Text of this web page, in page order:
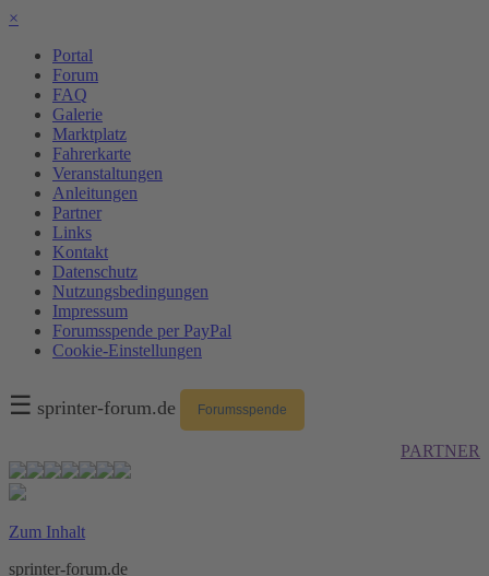
×
Portal
Forum
FAQ
Galerie
Marktplatz
Fahrerkarte
Veranstaltungen
Anleitungen
Partner
Links
Kontakt
Datenschutz
Nutzungsbedingungen
Impressum
Forumsspende per PayPal
Cookie-Einstellungen
☰ sprinter-forum.de Forumsspende
PARTNER
Zum Inhalt
sprinter-forum.de